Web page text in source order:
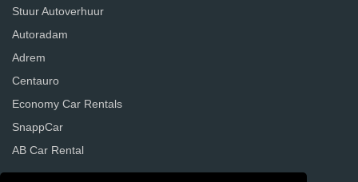
Stuur Autoverhuur
Autoradam
Adrem
Centauro
Economy Car Rentals
SnappCar
AB Car Rental